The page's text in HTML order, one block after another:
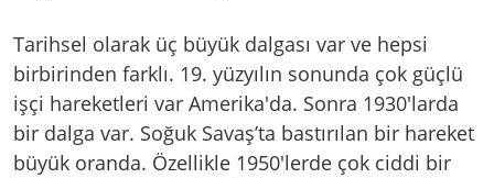
Tarihsel olarak üç büyük dalgası var ve hepsi
birbirinden farklı. 19. yüzyılın sonunda çok güçlü
işçi hareketleri var Amerika'da. Sonra 1930'larda
bir dalga var. Soğuk Savaş’ta bastırılan bir hareket
büyük oranda. Özellikle 1950'lerde çok ciddi bir